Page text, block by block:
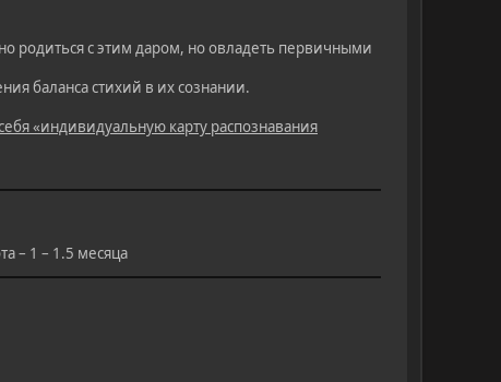
родиться с этим даром, но овладеть первичными
баланса стихий в их сознании.
«индивидуальную карту распознавания
– 1 – 1.5 месяца